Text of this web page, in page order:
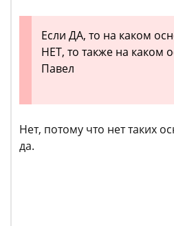
Если ДА, то на каком
НЕТ, то также на каком
Павел
Нет, потому что нет таких
да.